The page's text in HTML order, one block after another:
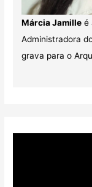
Márcia Jamilleé
Administradora
grava para o